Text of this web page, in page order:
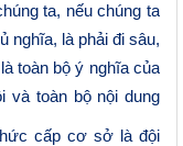
ta, nếu chúng ta
nghĩa, là phải đi sâu,
toàn bộ ý nghĩa của
và toàn bộ nội dung
cấp cơ sở là đội